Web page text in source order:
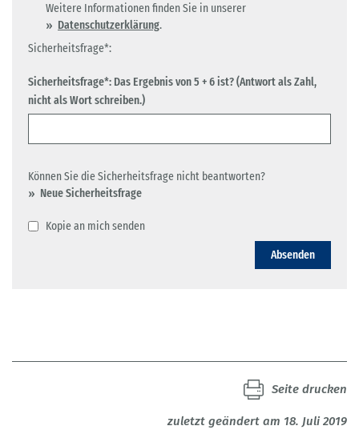
Weitere Informationen finden Sie in unserer
Datenschutzerklärung.
Sicherheitsfrage*:
Sicherheitsfrage*: Das Ergebnis von 5 + 6 ist? (Antwort als Zahl,
nicht als Wort schreiben.)
Können Sie die Sicherheitsfrage nicht beantworten?
Neue Sicherheitsfrage
Kopie an mich senden
Absenden
zuletzt geändert am 18. Juli 2019
Seite drucken